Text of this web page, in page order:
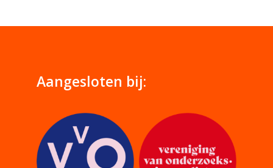
Aangesloten bij: